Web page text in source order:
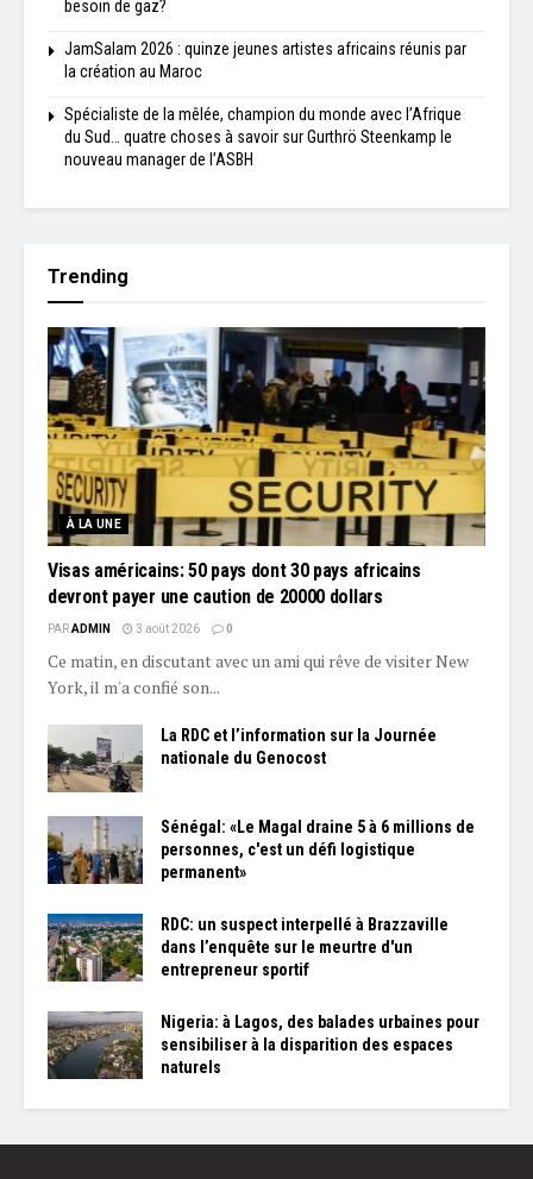
besoin de gaz?
JamSalam 2026 : quinze jeunes artistes africains réunis par
la création au Maroc
Spécialiste de la mêlée, champion du monde avec l’Afrique
du Sud… quatre choses à savoir sur Gurthrö Steenkamp le
nouveau manager de l’ASBH
Trending
À LA UNE
Visas américains: 50 pays dont 30 pays africains
devront payer une caution de 20000 dollars
PARADMIN 3 août 2026 0
Ce matin, en discutant avec un ami qui rêve de visiter New
York, il m'a confié son...
La RDC et l’information sur la Journée
nationale du Genocost
Sénégal: «Le Magal draine 5 à 6 millions de
personnes, c'est un défi logistique
permanent»
RDC: un suspect interpellé à Brazzaville
dans l’enquête sur le meurtre d'un
entrepreneur sportif
Nigeria: à Lagos, des balades urbaines pour
sensibiliser à la disparition des espaces
naturels